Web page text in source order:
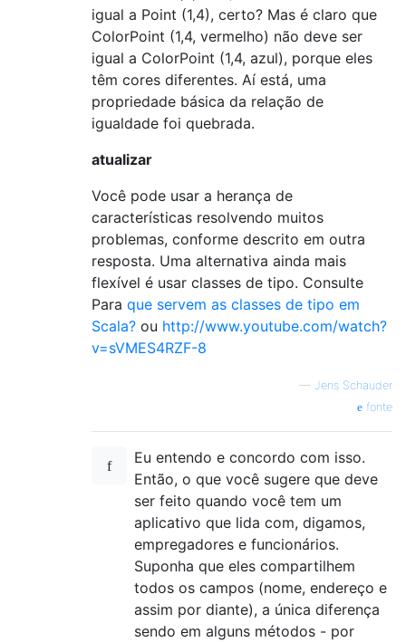
igual a Point (1,4), certo? Mas é claro que
ColorPoint (1,4, vermelho) não deve ser
igual a ColorPoint (1,4, azul), porque eles
têm cores diferentes. Aí está, uma
propriedade básica da relação de
igualdade foi quebrada.
atualizar
Você pode usar a herança de
características resolvendo muitos
problemas, conforme descrito em outra
resposta. Uma alternativa ainda mais
flexível é usar classes de tipo. Consulte
Para que servem as classes de tipo em
Scala? ou http://www.youtube.com/watch?
v=sVMES4RZF-8
— Jens Schauder
fonte
Eu entendo e concordo com isso.
Então, o que você sugere que deve
ser feito quando você tem um
aplicativo que lida com, digamos,
empregadores e funcionários.
Suponha que eles compartilhem
todos os campos (nome, endereço e
assim por diante), a única diferença
sendo em alguns métodos - por